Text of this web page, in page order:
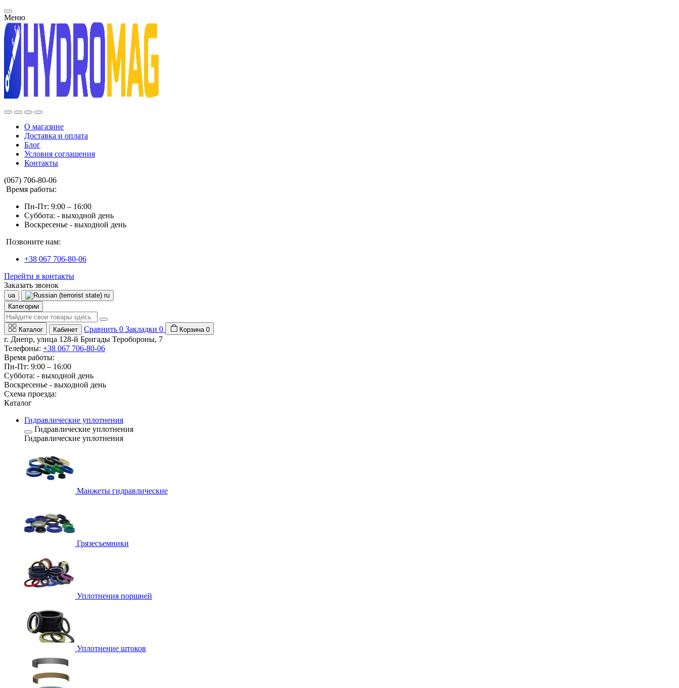
Меню
О магазине
Доставка и оплата
Блог
Условия соглашения
Контакты
(067) 706-80-06
Время работы:
Пн-Пт: 9:00 – 16:00
Суббота: - выходной день
Воскресенье - выходной день
Позвоните нам:
+38 067 706-80-06
Перейти в контакты
Заказать звонок
ua
ru
Категории
Каталог Кабинет Сравнить 0 Закладки 0 Корзина 0
г. Днепр, улица 128-й Бригады Теробороны, 7
Телефоны: +38 067 706-80-06
Время работы:
Пн-Пт: 9:00 – 16:00
Суббота: - выходной день
Воскресенье - выходной день
Схема проезда:
Каталог
Гидравлические уплотнения
Гидравлические уплотнения
Гидравлические уплотнения
Манжеты гидравлические
Грязесъемники
Уплотнения поршней
Уплотнение штоков